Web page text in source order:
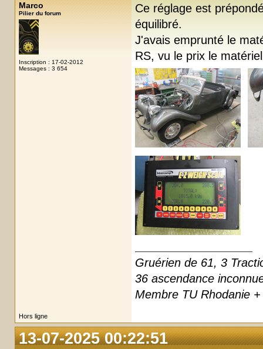
Marco
Pilier du forum
Inscription : 17-02-2012
Messages : 3 654
Ce réglage est
équilibré.
J'avais emprunté le
RS, vu le prix le
Gruérien de 61, 3
36 ascendance
Membre TU Rhodanie
Hors ligne
13-07-2025 00:22:51